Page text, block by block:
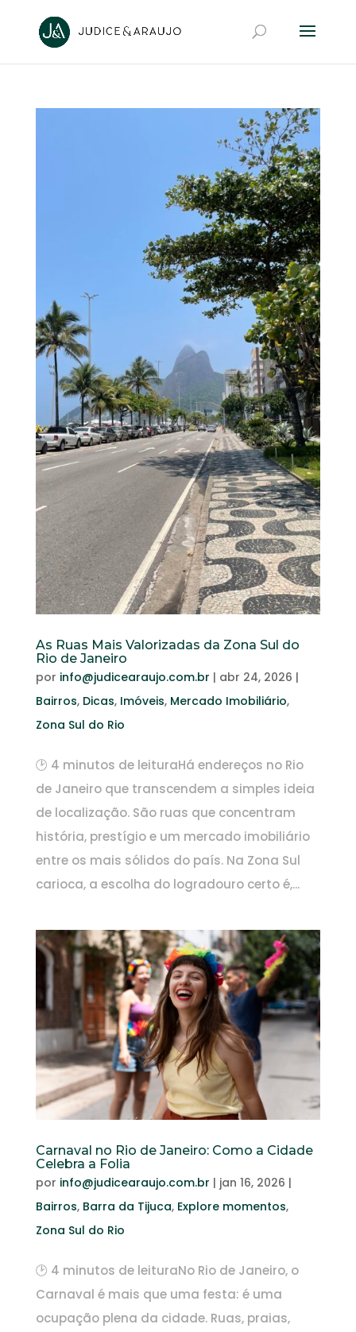
As Ruas Mais Valorizadas da Zona Sul do
Rio de Janeiro
por info@judicearaujo.com.br | abr 24, 2026 |
Bairros, Dicas, Imóveis, Mercado Imobiliário,
Zona Sul do Rio
🕑 4 minutos de leituraHá endereços no Rio
de Janeiro que transcendem a simples ideia
de localização. São ruas que concentram
história, prestígio e um mercado imobiliário
entre os mais sólidos do país. Na Zona Sul
carioca, a escolha do logradouro certo é,...
Carnaval no Rio de Janeiro: Como a Cidade
Celebra a Folia
por info@judicearaujo.com.br | jan 16, 2026 |
Bairros, Barra da Tijuca, Explore momentos,
Zona Sul do Rio
🕑 4 minutos de leituraNo Rio de Janeiro, o
Carnaval é mais que uma festa: é uma
ocupação plena da cidade. Ruas, praias,